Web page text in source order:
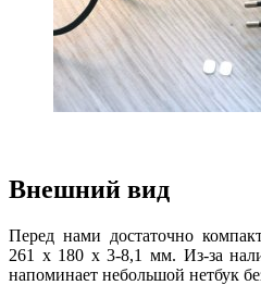
Внешний вид
Перед нами достаточно
261 x 180 x 3-8,1 мм. Из-за
напоминает небольшой нетбук